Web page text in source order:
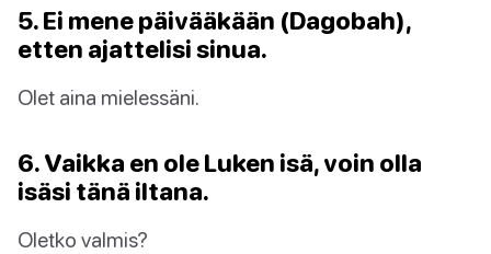
5. Ei mene päivääkään (Dagobah),
etten ajattelisi sinua.
Olet aina mielessäni.
6. Vaikka en ole Luken isä, voin olla
isäsi tänä iltana.
Oletko valmis?